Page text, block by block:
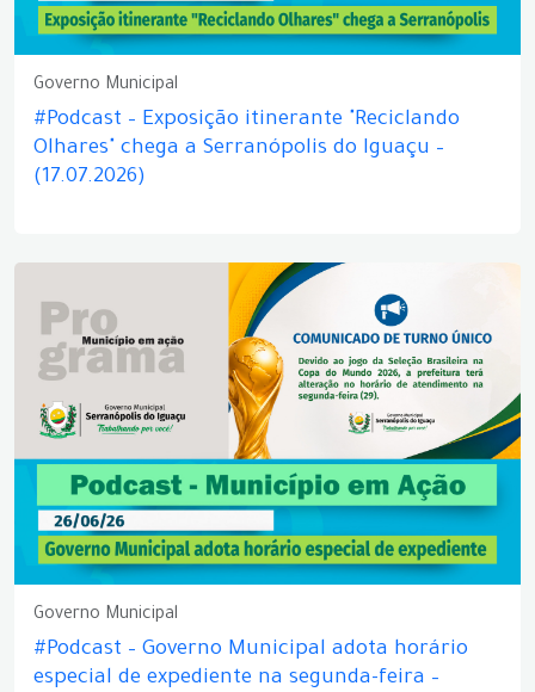
Governo Municipal
#Podcast – Exposição itinerante "Reciclando
Olhares" chega a Serranópolis do Iguaçu –
(17.07.2026)
Governo Municipal
#Podcast – Governo Municipal adota horário
especial de expediente na segunda-feira –